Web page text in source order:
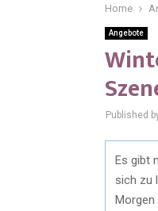
Home
Angebote
Published
Es gibt
sich zu
Morgen